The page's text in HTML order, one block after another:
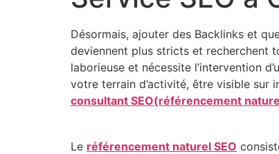
Désormais, ajouter des Backlinks et
deviennent plus stricts et recherchent
laborieuse et nécessite l’intervention
votre terrain d’activité, être visible sur
consultant SEO(référencement
Le référencement naturel SEO